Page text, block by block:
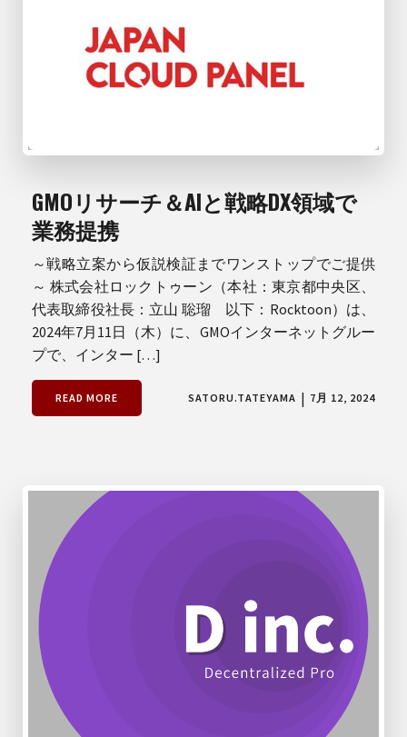
GMOリサーチ＆AIと戦略DX領域で
業務提携
～戦略立案から仮説検証までワンストップでご提供
～ 株式会社ロックトゥーン（本社：東京都中央区、
代表取締役社長：立山 聡瑠 以下：Rocktoon）は、
2024年7月11日（木）に、GMOインターネットグルー
プで、インター […]
READ MORE SATORU.TATEYAMA | 7月 12, 2024